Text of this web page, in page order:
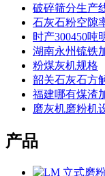
破碎筛分生产
石灰石粉空隙
时产300450吨
湖南永州锍铁
粉煤灰机规格
韶关石灰石方
福建哪有煤渣
磨灰机磨粉机
产品